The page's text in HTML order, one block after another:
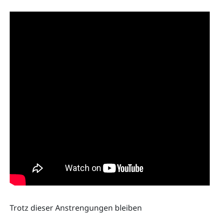
Trotz dieser Anstrengungen bleiben